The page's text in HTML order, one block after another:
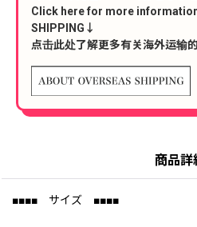
Click here for more information
SHIPPING↓
点击此处了解更多有关海外运输
商品詳
■■■■ サイズ ■■■■